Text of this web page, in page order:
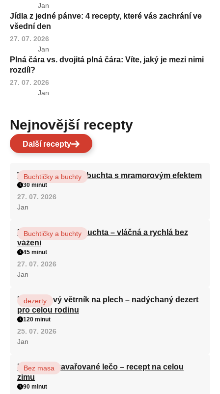
Jan
Jídla z jedné pánve: 4 recepty, které vás zachrání ve
všední den
27. 07. 2026
Jan
Plná čára vs. dvojitá plná čára: Víte, jaký je mezi nimi
rozdíl?
27. 07. 2026
Jan
Nejnovější recepty
Další recepty
Vláčná olejová litá buchta s mramorovým efektem
Buchtičky a buchty
30 minut
27. 07. 2026
Jan
Hrnková maková buchta – vláčná a rychlá bez
vážení
Buchtičky a buchty
45 minut
27. 07. 2026
Jan
Karamelový větrník na plech – nadýchaný dezert
pro celou rodinu
dezerty
120 minut
25. 07. 2026
Jan
Babiččino zavařované lečo – recept na celou
zimu
Bez masa
90 minut